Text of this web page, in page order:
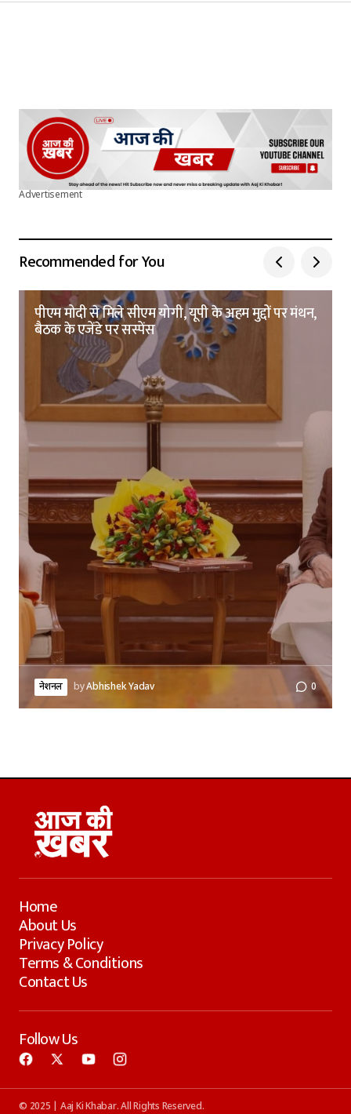
Submit Comment
Advertisement
Recommended for You
पीएम मोदी से मिले सीएम योगी, यूपी के अहम मुद्दों पर मंथन,
बैठक के एजेंडे पर सस्पेंस
नेशनल byAbhishek Yadav 0
Home
About Us
Privacy Policy
Terms & Conditions
Contact Us
Follow Us
© 2025 | Aaj Ki Khabar. All Rights Reserved.